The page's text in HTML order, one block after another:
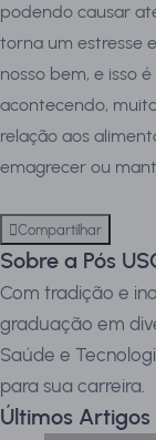
podendo causar
torna um estresse
nosso bem, e isso
acontecendo,
relação aos
emagrecer ou
Compartilhar
Sobre a Pós
Com tradição e
graduação em
Saúde e
para sua carreira.
Últimos Artigos